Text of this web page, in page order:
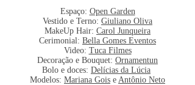
Espaço: Open Garden
Vestido e Terno: Giuliano Oliva
MakeUp Hair: Carol Junqueira
Cerimonial: Bella Gomes Eventos
Video: Tuca Filmes
Decoração e Bouquet: Ornamentun
Bolo e doces: Delícias da Lúcia
Modelos: Mariana Gois e Antônio Neto